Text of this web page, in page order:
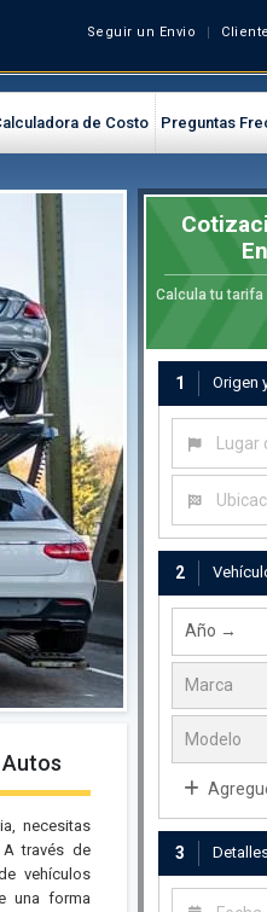
Seguir un Envio
de Costo Preguntas
Autos
necesitas
través de
vehículos
una forma
Calcula tu tarifa
1 Origen
Lugar de
Ubicación
2
3